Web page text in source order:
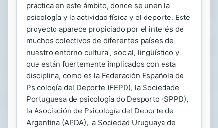
práctica en este ámbito, donde se unen la
psicología y la actividad física y el deporte. Este
proyecto aparece propiciado por el interés de
muchos colectivos de diferentes países de
nuestro entorno cultural, social, lingüístico y
que están fuertemente implicados con esta
disciplina, como es la Federación Española de
Psicología del Deporte (FEPD), la Sociedade
Portuguesa de psicología do Desporto (SPPD),
la Asociación de Psicología del Deporte de
Argentina (APDA), la Sociedad Uruguaya de